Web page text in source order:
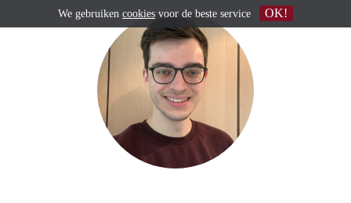
We gebruiken cookies voor de beste service OK!